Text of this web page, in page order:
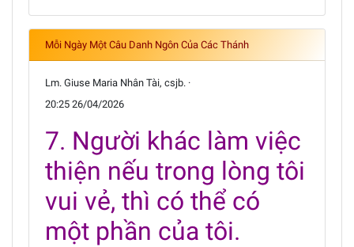
Mỗi Ngày Một Câu Danh Ngôn Của Các Thánh
Lm. Giuse Maria Nhân Tài, csjb. ·
20:25 26/04/2026
7. Người khác làm việc
thiện nếu trong lòng tôi
vui vẻ, thì có thể có
một phần của tôi.